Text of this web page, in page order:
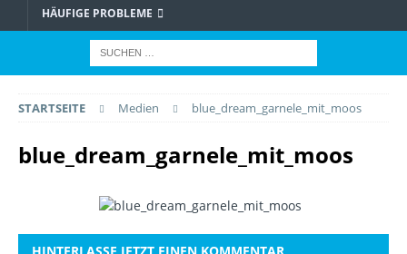
HÄUFIGE PROBLEME
STARTSEITE Medien blue_dream_garnele_mit_moos
blue_dream_garnele_mit_moos